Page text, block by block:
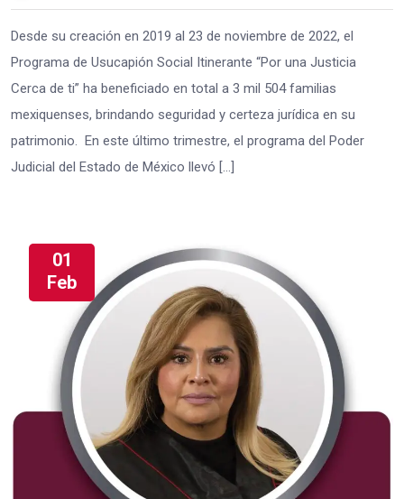
Desde su creación en 2019 al 23 de noviembre de 2022, el
Programa de Usucapión Social Itinerante “Por una Justicia
Cerca de ti” ha beneficiado en total a 3 mil 504 familias
mexiquenses, brindando seguridad y certeza jurídica en su
patrimonio. En este último trimestre, el programa del Poder
Judicial del Estado de México llevó […]
01
Feb